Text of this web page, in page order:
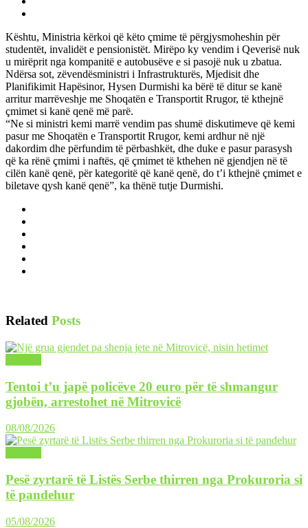
Kështu, Ministria kërkoi që këto çmime të përgjysmoheshin për
studentët, invalidët e pensionistët. Mirëpo ky vendim i Qeverisë nuk
u mirëprit nga kompanitë e autobusëve e si pasojë nuk u zbatua.
Ndërsa sot, zëvendësministri i Infrastrukturës, Mjedisit dhe
Planifikimit Hapësinor, Hysen Durmishi ka bërë të ditur se kanë
arritur marrëveshje me Shoqatën e Transportit Rrugor, të kthejnë
çmimet si kanë qenë më parë.
“Ne si ministri kemi marrë vendim pas shumë diskutimeve që kemi
pasur me Shoqatën e Transportit Rrugor, kemi ardhur në një
dakordim dhe përfundim të përbashkët, dhe duke e pasur parasysh
që ka rënë çmimi i naftës, që çmimet të kthehen në gjendjen në të
cilën kanë qenë, për kategoritë që kanë qenë, do t’i kthejnë çmimet e
biletave qysh kanë qenë”, ka thënë tutje Durmishi.
Related Posts
Tentoi t’u japë policëve 20 euro për të shmangur
gjobën, arrestohet në Mitrovicë
08/08/2026
Pesë zyrtarë të Listës Serbe thirren nga Prokuroria si
të pandehur
05/08/2026